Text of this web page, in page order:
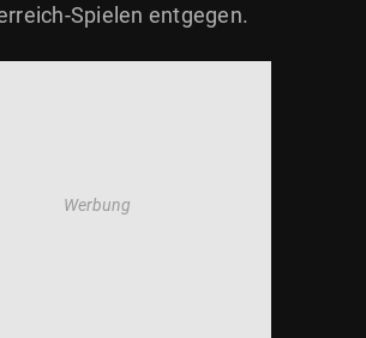
Spielen entgegen.